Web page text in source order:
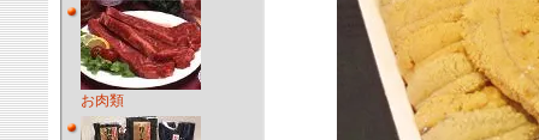
お肉類